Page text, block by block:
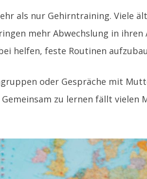
als nur Gehirntraining. Viele
mehr Abwechslung in ihren
helfen, feste Routinen
oder Gespräche mit
zu lernen fällt vielen